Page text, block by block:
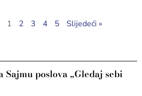
1 2 3 4 5 Slijedeći »
Sajmu poslova „Gledaj sebi